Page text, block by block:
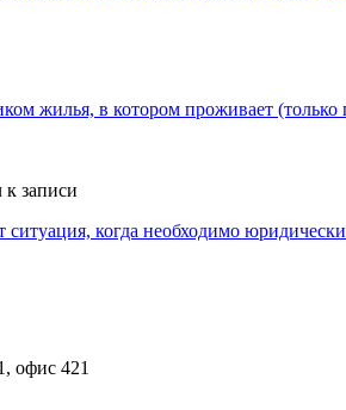
жилья, в котором проживает (только
записи
ситуация, когда необходимо
офис 421